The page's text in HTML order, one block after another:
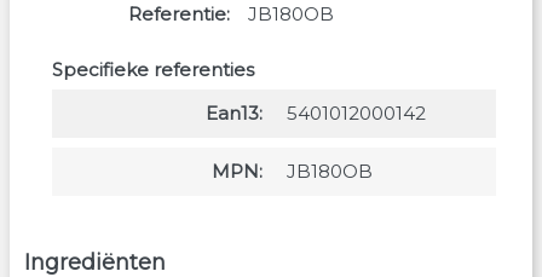
Referentie
JB180OB
Specifieke referenties
Ean13
5401012000142
MPN JB180OB
Ingrediënten